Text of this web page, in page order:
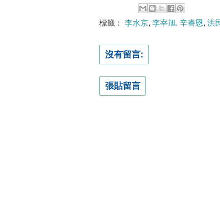
標籤： 李水京, 李宰旭, 辛睿恩, 洪
沒有留言:
張貼留言